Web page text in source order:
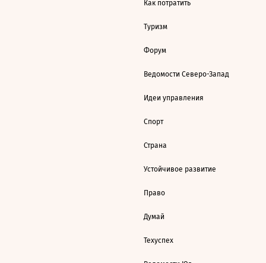
Как потратить
Туризм
Форум
Ведомости Северо-Запад
Идеи управления
Спорт
Страна
Устойчивое развитие
Право
Думай
Техуспех